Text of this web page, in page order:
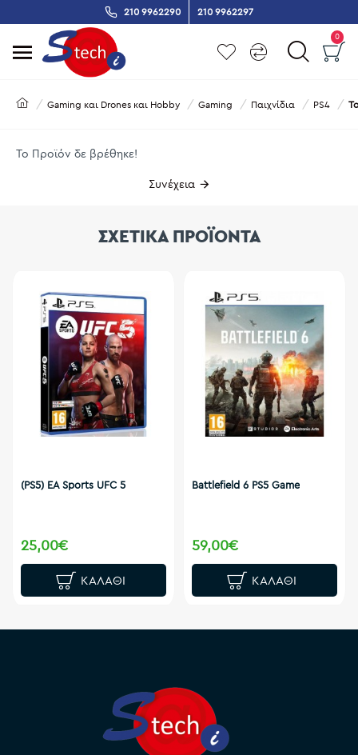
210 9962290 210 9962297
0
Gaming και Drones και Hobby Gaming Παιχνίδια PS4
Το Προϊόν δε βρέθηκε!
Συνέχεια
ΣΧΕΤΙΚΑ ΠΡΟΪΟΝΤΑ
(PS5) EA Sports UFC 5
25,00€
ΚΑΛΆΘΙ
Battlefield 6 PS5 Game
59,00€
ΚΑΛΆΘΙ